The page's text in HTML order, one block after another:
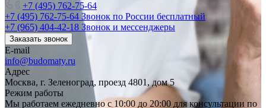
+7 (495) 762-75-64
+7 (495) 762-75-64 Звонок по России бесплатный
+7 (965) 404-42-18 Звонок и мессенджеры
Заказать звонок
E-mail
info@budomaty.ru
Адрес
Москва, г. Зеленоград, проезд 4801, дом 5
Режим работы
Мы работаем ежедневно с 10:00 до 20:00 для консультации по